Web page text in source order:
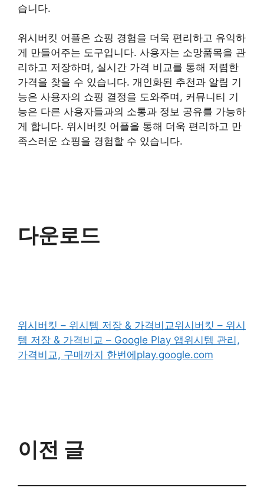
습니다.
위시버킷 어플은 쇼핑 경험을 더욱 편리하고 유익하
게 만들어주는 도구입니다. 사용자는 소망품목을 관
리하고 저장하며, 실시간 가격 비교를 통해 저렴한
가격을 찾을 수 있습니다. 개인화된 추천과 알림 기
능은 사용자의 쇼핑 결정을 도와주며, 커뮤니티 기
능은 다른 사용자들과의 소통과 정보 공유를 가능하
게 합니다. 위시버킷 어플을 통해 더욱 편리하고 만
족스러운 쇼핑을 경험할 수 있습니다.
다운로드
위시버킷 – 위시템 저장 & 가격비교위시버킷 – 위시
템 저장 & 가격비교 – Google Play 앱위시템 관리,
가격비교, 구매까지 한번에play.google.com
이전 글